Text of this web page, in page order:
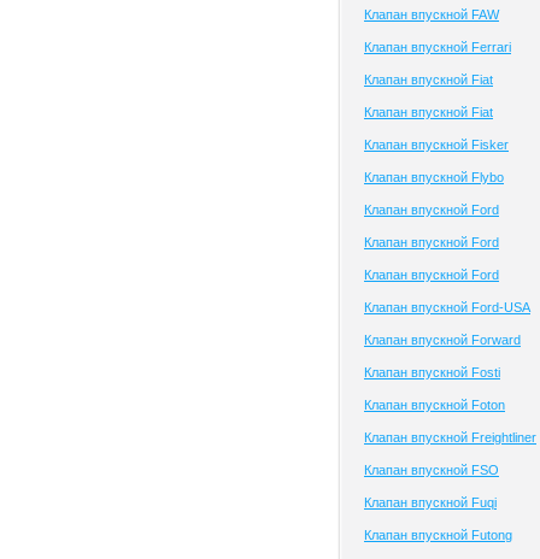
Клапан впускной FAW
Клапан впускной Ferrari
Клапан впускной Fiat
Клапан впускной Fiat
Клапан впускной Fisker
Клапан впускной Flybo
Клапан впускной Ford
Клапан впускной Ford
Клапан впускной Ford
Клапан впускной Ford-USA
Клапан впускной Forward
Клапан впускной Fosti
Клапан впускной Foton
Клапан впускной Freightliner
Клапан впускной FSO
Клапан впускной Fuqi
Клапан впускной Futong